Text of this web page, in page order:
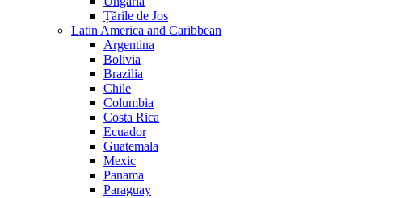
Țările de Jos
Latin America and Caribbean
Argentina
Bolivia
Brazilia
Chile
Columbia
Costa Rica
Ecuador
Guatemala
Mexic
Panama
Paraguay